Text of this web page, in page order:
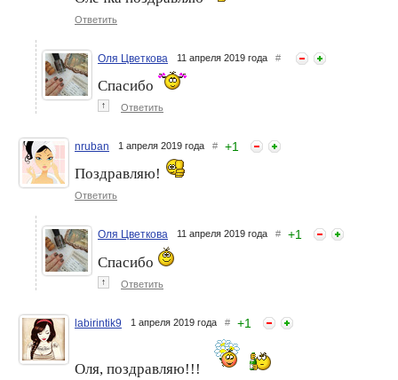
Ответить
Оля Цветкова 11 апреля 2019 года #
Спасибо
↑ Ответить
nruban 1 апреля 2019 года # +1
Поздравляю!
Ответить
Оля Цветкова 11 апреля 2019 года # +1
Спасибо
↑ Ответить
labirintik9 1 апреля 2019 года # +1
Оля, поздравляю!!!